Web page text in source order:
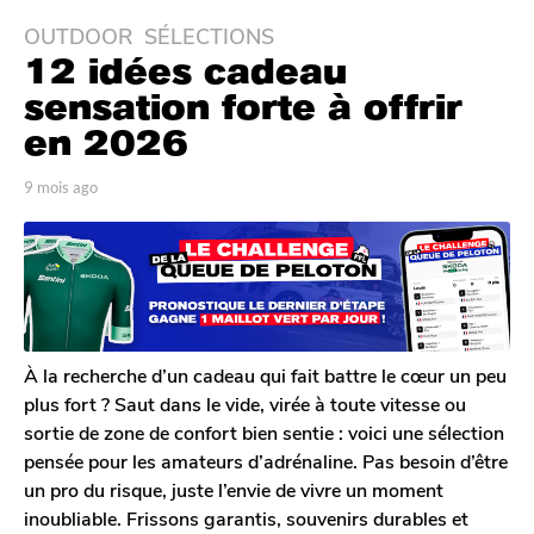
9
m
i
s
a
o
2
m
o
i
s
a
g
o
OUTDOOR ,SÉLECTIONS
12 idées cadeau
sensation forte à offrir
en 2026
p
r
P
a
u
l
D
u
e
l
9 mois ago
i
s
g
o
À la recherche d’un cadeau qui fait battre le cœur un peu
plus fort ? Saut dans le vide, virée à toute vitesse ou
sortie de zone de confort bien sentie : voici une sélection
pensée pour les amateurs d’adrénaline. Pas besoin d’être
un pro du risque, juste l’envie de vivre un moment
inoubliable. Frissons garantis, souvenirs durables et